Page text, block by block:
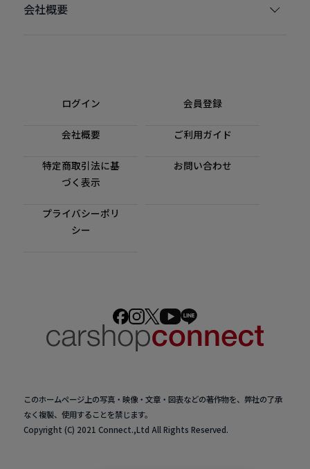
会社概要
ログイン 会員登録
会社概要 ご利用ガイド
特定商取引法に基
づく表示
お問い合わせ
プライバシーポリ
シー
このホームページ上の写真・映像・文章・図表などの著作物を、弊社の了承
なく複製、使用することを禁じます。
Copyright (C) 2021 Connect.,Ltd All Rights Reserved.